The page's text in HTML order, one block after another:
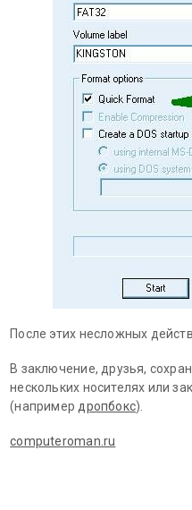
После этих несложных
В заключение, друзья,
нескольких носителях или
(например дропбокс).
computeroman.ru